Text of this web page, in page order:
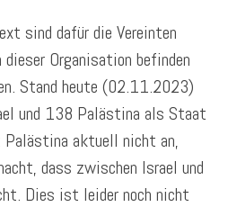
sind dafür die Vereinten
Organisation befinden
Stand heute (02.11.2023)
und 138 Palästina als Staat
Palästina aktuell nicht an,
dass zwischen Israel und
Dies ist leider noch nicht